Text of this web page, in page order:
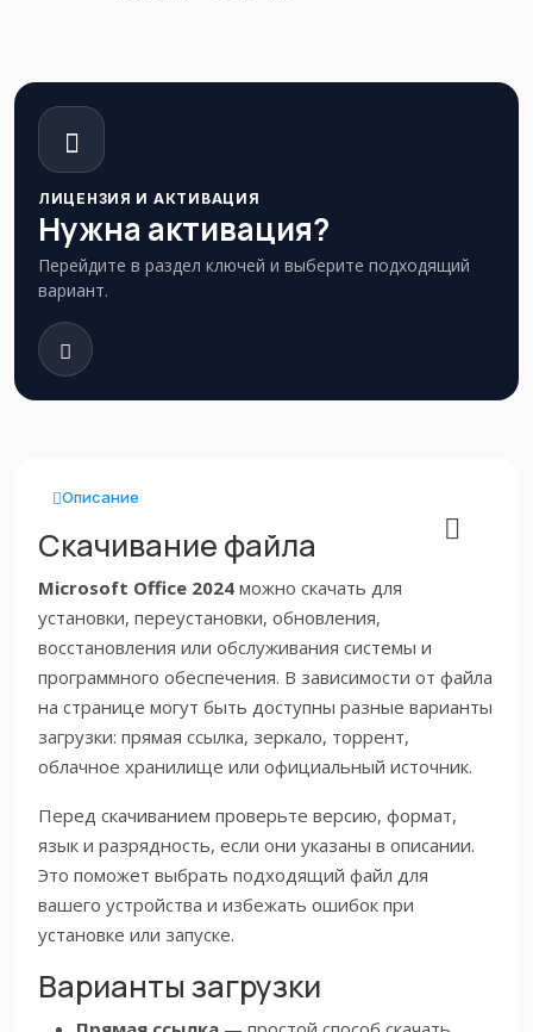
ЛИЦЕНЗИЯ И АКТИВАЦИЯ
Нужна активация?
Перейдите в раздел ключей и выберите подходящий
вариант.
Описание
Скачивание файла
Microsoft Office 2024 можно скачать для
установки, переустановки, обновления,
восстановления или обслуживания системы и
программного обеспечения. В зависимости от файла
на странице могут быть доступны разные варианты
загрузки: прямая ссылка, зеркало, торрент,
облачное хранилище или официальный источник.
Перед скачиванием проверьте версию, формат,
язык и разрядность, если они указаны в описании.
Это поможет выбрать подходящий файл для
вашего устройства и избежать ошибок при
установке или запуске.
Варианты загрузки